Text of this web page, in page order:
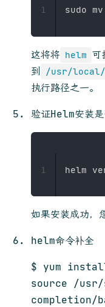
1
这将将 helm 可
到
/usr/
执行路径之一。
验证Helm安装是
1
如果安装成功，
helm命令补全
$ yum
source /usr/
completion/